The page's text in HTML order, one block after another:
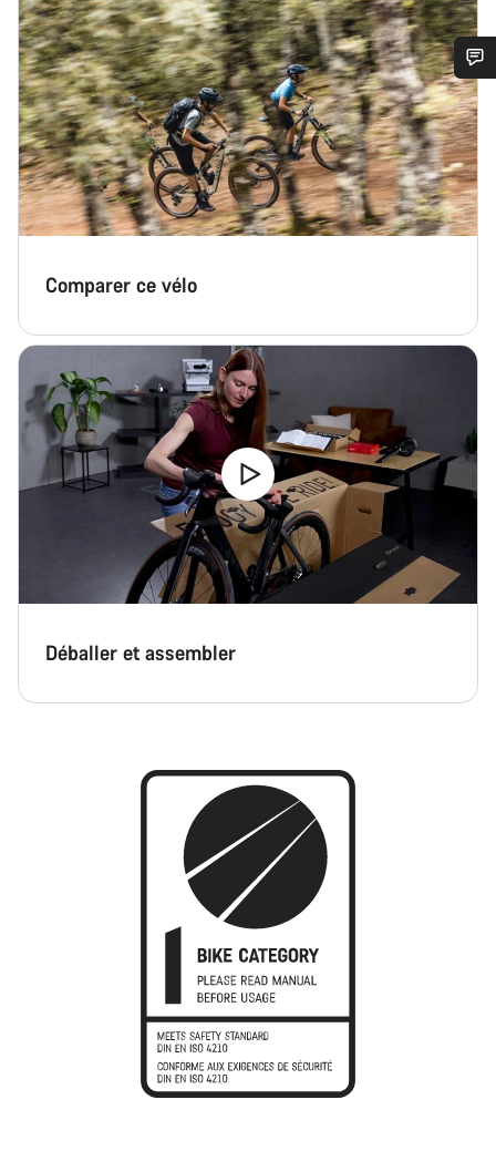
Comparer ce vélo
Déballer et assembler
Besoin d’aide ?
Nos experts du service client vous attendent pour
répondre à vos questions.